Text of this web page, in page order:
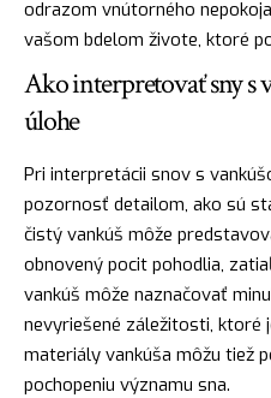
odrazom vnútorného
vašom bdelom živote, ktoré
Ako interpretovať sny s
úlohe
Pri interpretácii snov s
pozornosť detailom, ako sú
čistý vankúš môže
obnovený pocit pohodlia,
vankúš môže naznačovať
nevyriešené záležitosti, ktoré
materiály vankúša môžu tiež
pochopeniu významu sna.